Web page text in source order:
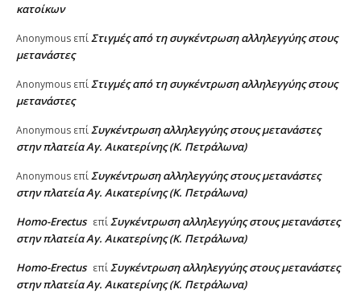
κατοίκων
Anonymous επίΣτιγμές από τη συγκέντρωση αλληλεγγύης στους
μετανάστες
Anonymous επίΣτιγμές από τη συγκέντρωση αλληλεγγύης στους
μετανάστες
Anonymous επίΣυγκέντρωση αλληλεγγύης στους μετανάστες
στην πλατεία Αγ. Αικατερίνης (Κ. Πετράλωνα)
Anonymous επίΣυγκέντρωση αλληλεγγύης στους μετανάστες
στην πλατεία Αγ. Αικατερίνης (Κ. Πετράλωνα)
Homo-Erectus επίΣυγκέντρωση αλληλεγγύης στους μετανάστες
στην πλατεία Αγ. Αικατερίνης (Κ. Πετράλωνα)
Homo-Erectus επίΣυγκέντρωση αλληλεγγύης στους μετανάστες
στην πλατεία Αγ. Αικατερίνης (Κ. Πετράλωνα)